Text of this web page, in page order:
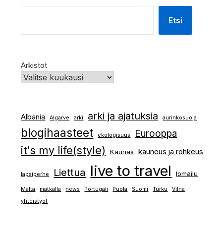
Etsi
Arkistot
Albania Algarve arki arki ja ajatuksia aurinkosuoja
blogihaasteet ekologisuus Eurooppa
it's my life(style) Kaunas kauneus ja rohkeus
lapsiperhe Liettua live to travel lomailu
Malta matkalla news Portugali Puola Suomi Turku
Vilna
yhteistyöt